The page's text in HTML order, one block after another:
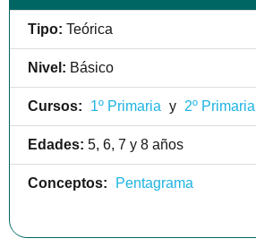
Tipo: Teórica
Nivel: Básico
Cursos: 1º Primaria y 2º Primaria
Edades: 5, 6, 7 y 8 años
Conceptos: Pentagrama